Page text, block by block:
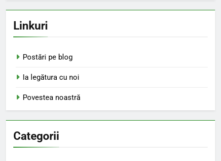
Linkuri
Postări pe blog
Ia legătura cu noi
Povestea noastră
Categorii